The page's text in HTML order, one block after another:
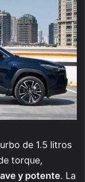
de 1.5 litros
torque,
y potente. La